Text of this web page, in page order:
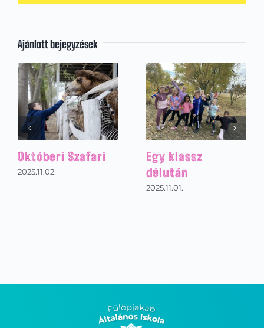
Ajánlott bejegyzések
Egy klassz
délután
Ausztriai
2026.01.31.